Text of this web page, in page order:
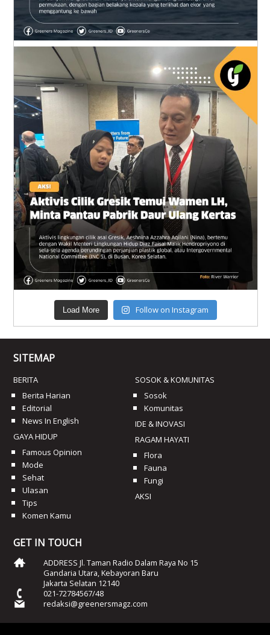
Load More Follow on Instagram
SITEMAP
BERITA
Berita Harian
Editorial
News In English
GAYA HIDUP
Famous Opinion
Mode
Sehat
Ulasan
Tips
Komen Kamu
SOSOK & KOMUNITAS
Sosok
Komunitas
IDE & INOVASI
RAGAM HAYATI
Flora
Fauna
Fungi
AKSI
GET IN TOUCH
ADDRESS Jl. Taman Radio Dalam Raya No 15
Gandaria Utara, Kebayoran Baru
Jakarta Selatan 12140
021-72784567/48
redaksi@greenersmagz.com